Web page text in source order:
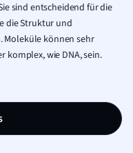
sind entscheidend für die
die Struktur und
Moleküle können sehr
komplex, wie DNA, sein.